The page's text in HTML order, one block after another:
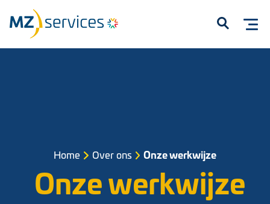
Start met typen om te zoeken...
Home Over ons Onze werkwijze
Onze werkwijze